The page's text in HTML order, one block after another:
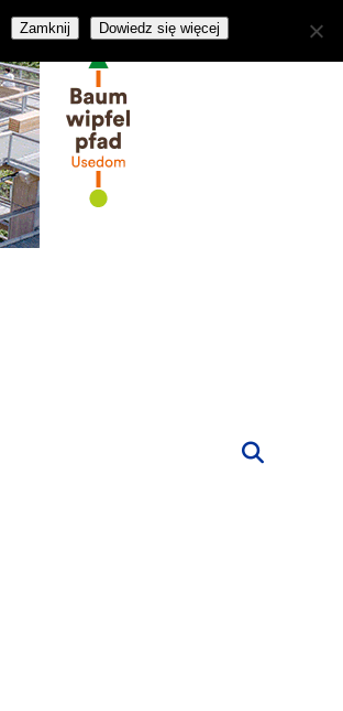
Zamknij Dowiedz się więcej